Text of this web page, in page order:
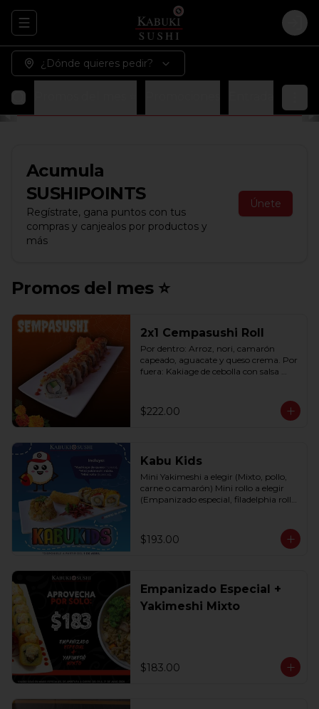
Abrir menu de navegación
¿Dónde quieres pedir?
Acumula
SUSHIPOINTS
Regístrate, gana puntos con tus
compras y canjealos por productos y
más
Únete
Promos del mes ⭐
2x1 Cempasushi Roll
Por dentro: Arroz, nori, camarón
capeado, aguacate y queso crema. Por
fuera: Kakiage de cebolla con salsa
$222.00
Kabu Kids
Mini Yakimeshi a elegir (Mixto, pollo,
carne o camarón) Mini rollo a elegir
(Empanizado especial, filadelphia roll,
$193.00
Empanizado Especial +
Yakimeshi Mixto
$183.00